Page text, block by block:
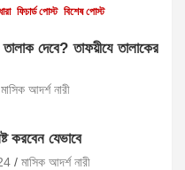
ফিচার্ড পোস্ট বিশেষ পোস্ট
তালাক দেবে? তাফয়ীযে তালাকের
মাসিক আদর্শ নারী
করবেন যেভাবে
মাসিক আদর্শ নারী